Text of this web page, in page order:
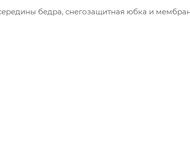
бедра, снегозащитная юбка и